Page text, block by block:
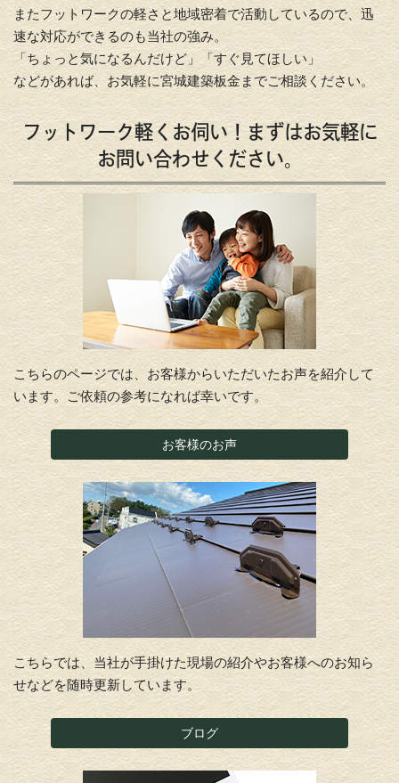
またフットワークの軽さと地域密着で活動しているので、迅
速な対応ができるのも当社の強み。
「ちょっと気になるんだけど」「すぐ見てほしい」
などがあれば、お気軽に宮城建築板金までご相談ください。
フットワーク軽くお伺い！まずはお気軽に
お問い合わせください。
こちらのページでは、お客様からいただいたお声を紹介して
います。ご依頼の参考になれば幸いです。
お客様のお声
こちらでは、当社が手掛けた現場の紹介やお客様へのお知ら
せなどを随時更新しています。
ブログ